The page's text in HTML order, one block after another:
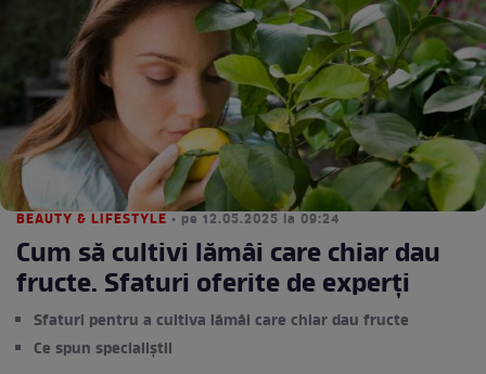
BEAUTY & LIFESTYLE • pe 12.05.2025 la 09:24
Cum să cultivi lămâi care chiar dau
fructe. Sfaturi oferite de experți
Sfaturi pentru a cultiva lămâi care chiar dau fructe
Ce spun specialiștii